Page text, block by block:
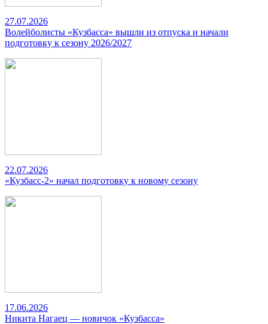
27.07.2026
Волейболисты «Кузбасса» вышли из отпуска и начали
подготовку к сезону 2026/2027
22.07.2026
«Кузбасс-2» начал подготовку к новому сезону
17.06.2026
Никита Нагаец — новичок «Кузбасса»